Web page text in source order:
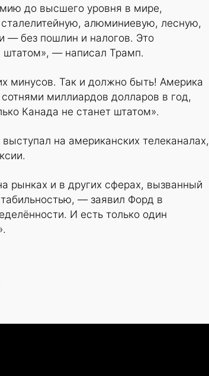
до высшего уровня в мире,
алюминиевую, лесную,
— без пошлин и налогов. Это
— написал Трамп.
минусов. Так и должно быть! Америка
миллиардов долларов в год,
Канада не станет штатом».
на американских телеканалах,
рынках и в других сферах, вызванный
— заявил Форд в
И есть только один